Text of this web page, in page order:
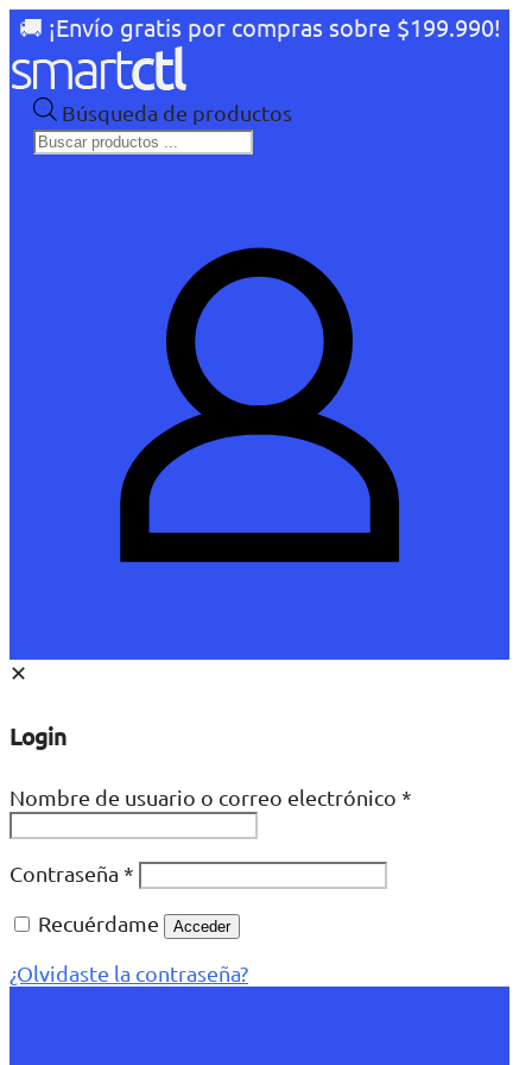
🚚 ¡Envío gratis por compras sobre $199.990!
Búsqueda de productos
✕
Login
Nombre de usuario o correo electrónico *
Contraseña *
Recuérdame
Acceder
¿Olvidaste la contraseña?